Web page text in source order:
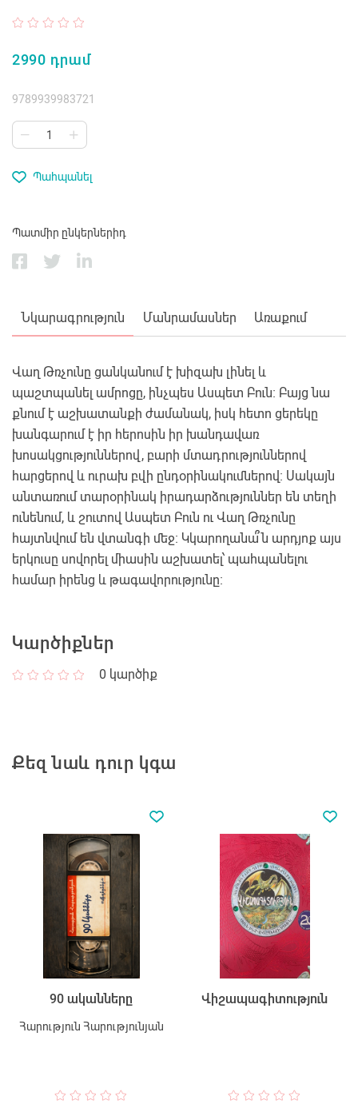
2990 դրամ
9789939983721
Պահպանել
Պատմիր ընկերներիդ
Նկարագրություն Մանրամասներ Առաքում
Վաղ Թռչունը ցանկանում է խիզախ լինել և
պաշտպանել ամրոցը, ինչպես Ասպետ Բուն։ Բայց նա
քնում է աշխատանքի ժամանակ, իսկ հետո ցերեկը
խանգարում է իր հերոսին իր խանդավառ
խոսակցություններով, բարի մտադրություններով
հարցերով և ուրախ բվի ընդօրինակումներով։ Սակայն
անտառում տարօրինակ իրադարձություններ են տեղի
ունենում, և շուտով Ասպետ Բուն ու Վաղ Թռչունը
հայտնվում են վտանգի մեջ։ Կկարողանա՞ն արդյոք այս
երկուսը սովորել միասին աշխատել՝ պահպանելու
համար իրենց և թագավորությունը։
Կարծիքներ
0 կարծիք
Քեզ նաև դուր կգա
90 ականները
Հարություն Հարությունյան
Վիշապագիտություն